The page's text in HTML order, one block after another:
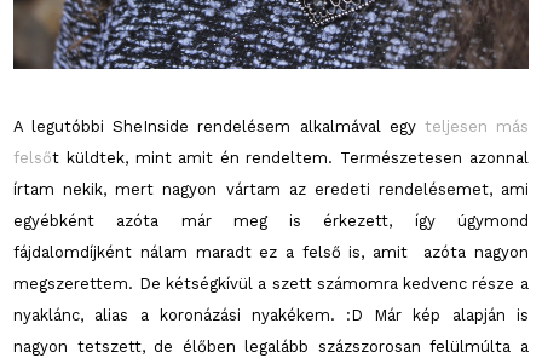
A legutóbbi SheInside rendelésem alkalmával egy teljesen más
felsőt küldtek, mint amit én rendeltem. Természetesen azonnal
írtam nekik, mert nagyon vártam az eredeti rendelésemet, ami
egyébként azóta már meg is érkezett, így úgymond
fájdalomdíjként nálam maradt ez a felső is, amit azóta nagyon
megszerettem. De kétségkívül a szett számomra kedvenc része a
nyaklánc, alias a koronázási nyakékem. :D Már kép alapján is
nagyon tetszett, de élőben legalább százszorosan felülmúlta a